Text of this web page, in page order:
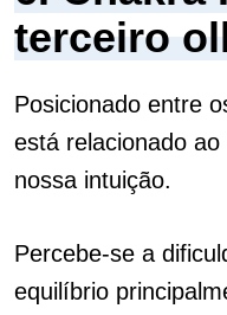
terceiro
Posicionado entre
está relacionado
nossa intuição.
Percebe-se a
equilíbrio